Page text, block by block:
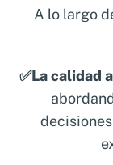
toma de
entre
mercado
A lo largo
✅La calidad